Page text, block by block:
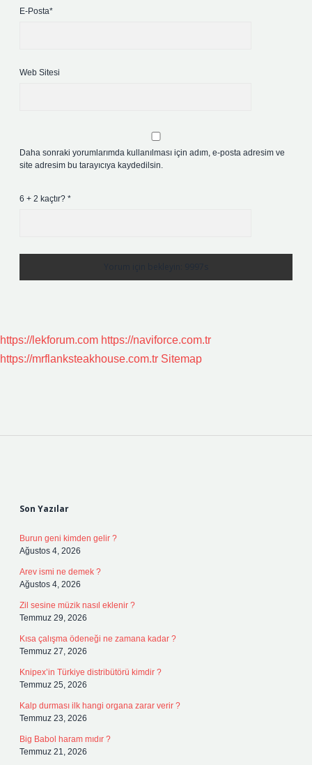
E-Posta*
Web Sitesi
Daha sonraki yorumlarımda kullanılması için adım, e-posta adresim ve
site adresim bu tarayıcıya kaydedilsin.
6 + 2 kaçtır? *
https://lekforum.com https://naviforce.com.tr
https://mrflanksteakhouse.com.tr Sitemap
Son Yazılar
Burun geni kimden gelir ?
Ağustos 4, 2026
Arev ismi ne demek ?
Ağustos 4, 2026
Zil sesine müzik nasıl eklenir ?
Temmuz 29, 2026
Kısa çalışma ödeneği ne zamana kadar ?
Temmuz 27, 2026
Knipex’in Türkiye distribütörü kimdir ?
Temmuz 25, 2026
Kalp durması ilk hangi organa zarar verir ?
Temmuz 23, 2026
Big Babol haram mıdır ?
Temmuz 21, 2026